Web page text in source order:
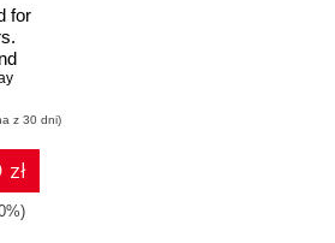
for
the
z 30 dni)
zł